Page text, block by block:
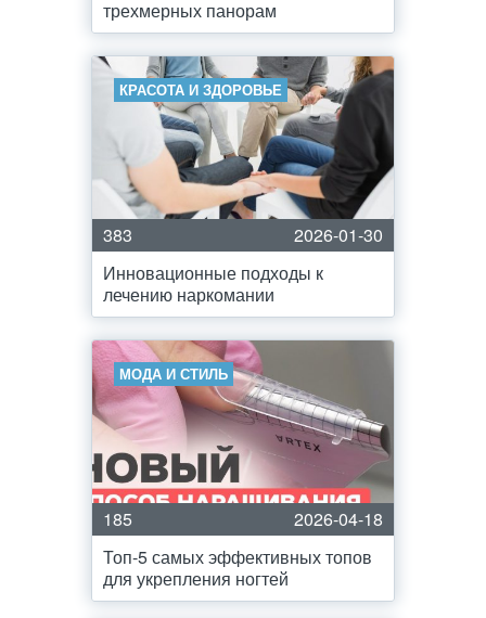
трехмерных панорам
КРАСОТА И ЗДОРОВЬЕ
383
2026-01-30
Инновационные подходы к
лечению наркомании
МОДА И СТИЛЬ
185
2026-04-18
Топ-5 самых эффективных топов
для укрепления ногтей